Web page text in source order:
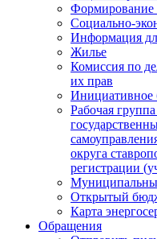
Формирование
Социально-
Информация
Жилье
Комиссия по
их прав
Инициативное
Рабочая
округа
регистрации
Открытый
Карта
Обращения